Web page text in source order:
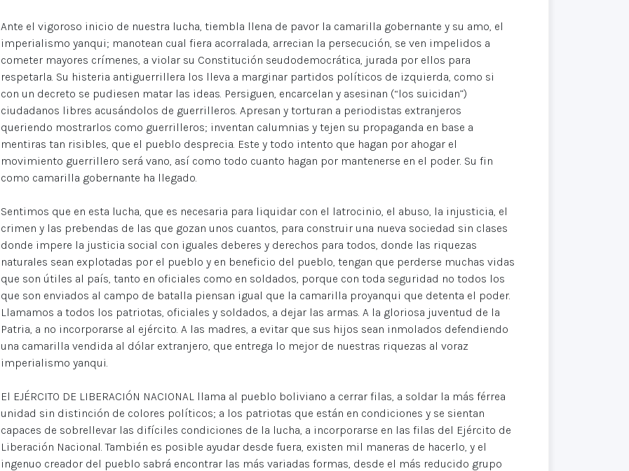
Ante el vigoroso inicio de nuestra lucha, tiembla llena de pavor la camarilla gobernante y su amo, el
imperialismo yanqui; manotean cual fiera acorralada, arrecian la persecución, se ven impelidos a
cometer mayores crímenes, a violar su Constitución seudodemocrática, jurada por ellos para
respetarla. Su histeria antiguerrillera los lleva a marginar partidos políticos de izquierda, como si
con un decreto se pudiesen matar las ideas. Persiguen, encarcelan y asesinan (“los suicidan”)
ciudadanos libres acusándolos de guerrilleros. Apresan y torturan a periodistas extranjeros
queriendo mostrarlos como guerrilleros; inventan calumnias y tejen su propaganda en base a
mentiras tan risibles, que el pueblo desprecia. Este y todo intento que hagan por ahogar el
movimiento guerrillero será vano, así como todo cuanto hagan por mantenerse en el poder. Su fin
como camarilla gobernante ha llegado.
Sentimos que en esta lucha, que es necesaria para liquidar con el latrocinio, el abuso, la injusticia, el
crimen y las prebendas de las que gozan unos cuantos, para construir una nueva sociedad sin clases
donde impere la justicia social con iguales deberes y derechos para todos, donde las riquezas
naturales sean explotadas por el pueblo y en beneficio del pueblo, tengan que perderse muchas vidas
que son útiles al país, tanto en oficiales como en soldados, porque con toda seguridad no todos los
que son enviados al campo de batalla piensan igual que la camarilla proyanqui que detenta el poder.
Llamamos a todos los patriotas, oficiales y soldados, a dejar las armas. A la gloriosa juventud de la
Patria, a no incorporarse al ejército. A las madres, a evitar que sus hijos sean inmolados defendiendo
una camarilla vendida al dólar extranjero, que entrega lo mejor de nuestras riquezas al voraz
imperialismo yanqui.
El EJÉRCITO DE LIBERACIÓN NACIONAL llama al pueblo boliviano a cerrar filas, a soldar la más férrea
unidad sin distinción de colores políticos; a los patriotas que están en condiciones y se sientan
capaces de sobrellevar las difíciles condiciones de la lucha, a incorporarse en las filas del Ejército de
Liberación Nacional. También es posible ayudar desde fuera, existen mil maneras de hacerlo, y el
ingenuo creador del pueblo sabrá encontrar las más variadas formas, desde el más reducido grupo